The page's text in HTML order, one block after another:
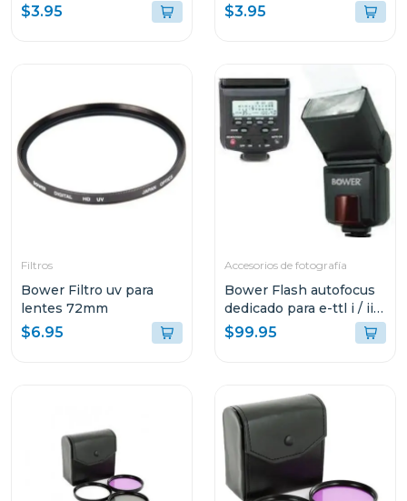
$3.95 $3.95
Filtros
Bower Filtro uv para
lentes 72mm
$6.95
Accesorios de fotografía
Bower Flash autofocus
dedicado para e-ttl i / ii
para canon sdf926
$99.95